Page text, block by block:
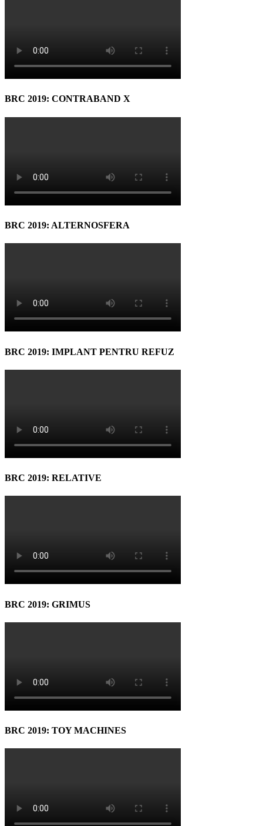
BRC 2019: CONTRABAND X
BRC 2019: ALTERNOSFERA
BRC 2019: IMPLANT PENTRU REFUZ
BRC 2019: RELATIVE
BRC 2019: GRIMUS
BRC 2019: TOY MACHINES